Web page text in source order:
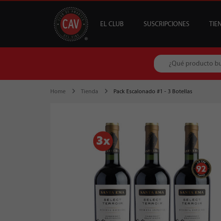
EL CLUB SUSCRIPCIONES
Home Tienda Pack Escalonado #1 - 3 Botellas